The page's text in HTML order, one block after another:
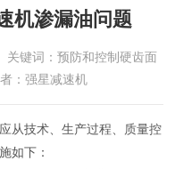
机渗漏油问题
键词：预防和控制硬齿面
：强星减速机
从技术、生产过程、质量控
如下：